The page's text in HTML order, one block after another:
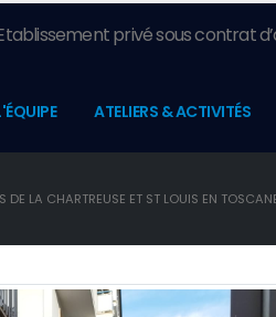
privé sous contrat
ATELIERS & ACTIVITÉS
DE LA CHARTREUSE ET ST LOUIS EN